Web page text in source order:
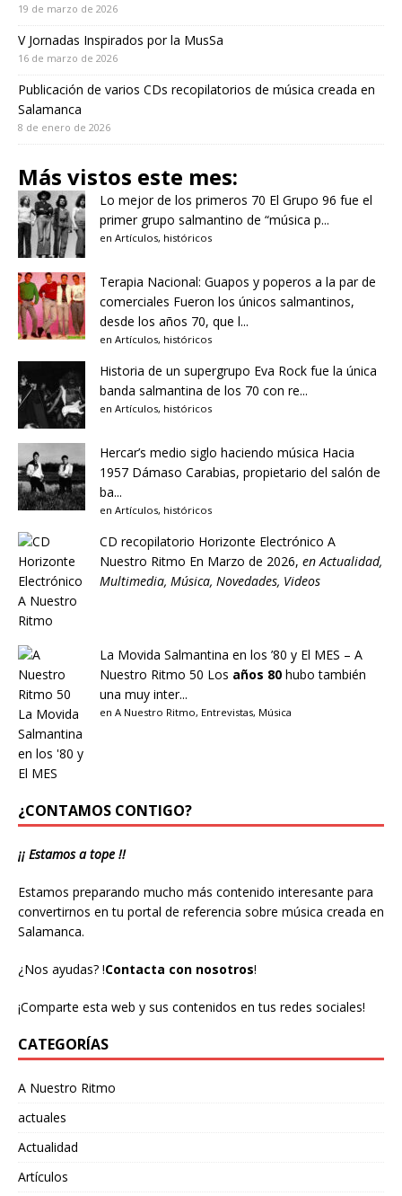
19 de marzo de 2026
V Jornadas Inspirados por la MusSa
16 de marzo de 2026
Publicación de varios CDs recopilatorios de música creada en
Salamanca
8 de enero de 2026
Más vistos este mes:
Lo mejor de los primeros 70 El Grupo 96 fue el
primer grupo salmantino de “música p...
en Artículos, históricos
Terapia Nacional: Guapos y poperos a la par de
comerciales Fueron los únicos salmantinos,
desde los años 70, que l...
en Artículos, históricos
Historia de un supergrupo Eva Rock fue la única
banda salmantina de los 70 con re...
en Artículos, históricos
Hercar’s medio siglo haciendo música Hacia
1957 Dámaso Carabias, propietario del salón de
ba...
en Artículos, históricos
CD recopilatorio Horizonte Electrónico A
Nuestro Ritmo En Marzo de 2026, enActualidad,
Multimedia, Música, Novedades, Videos
La Movida Salmantina en los ’80 y El MES – A
Nuestro Ritmo 50 Los años 80 hubo también
una muy inter...
en A Nuestro Ritmo, Entrevistas, Música
¿CONTAMOS CONTIGO?
¡¡ Estamos a tope !!
Estamos preparando mucho más contenido interesante para
convertirnos en tu portal de referencia sobre música creada en
Salamanca.
¿Nos ayudas? !Contacta con nosotros!
¡Comparte esta web y sus contenidos en tus redes sociales!
CATEGORÍAS
A Nuestro Ritmo
actuales
Actualidad
Artículos